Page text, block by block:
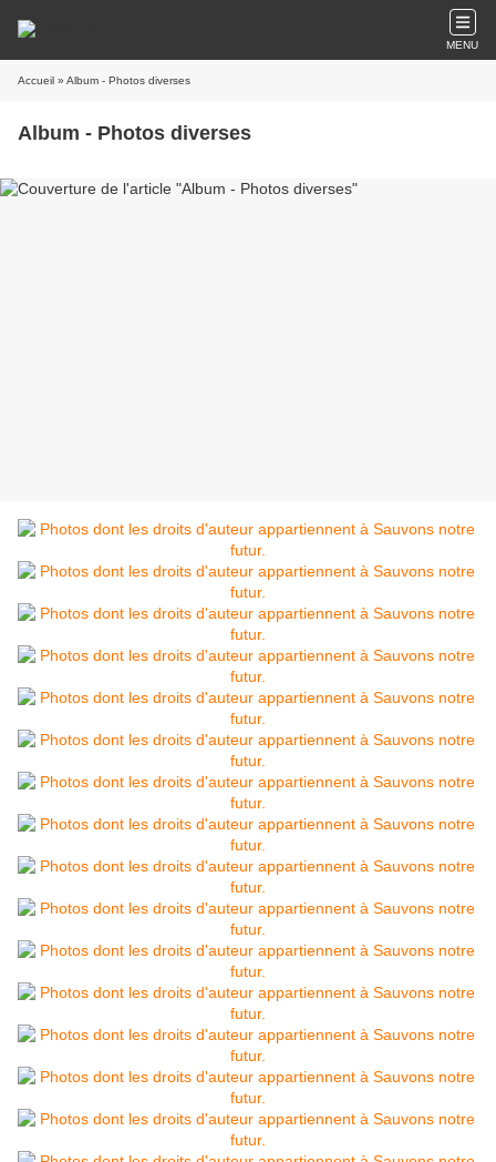
MENU
Accueil » Album - Photos diverses
Album - Photos diverses